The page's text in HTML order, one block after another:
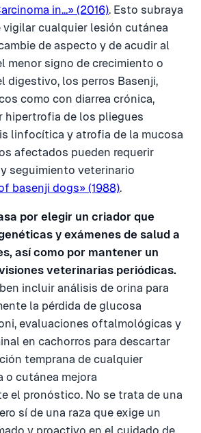
in…» (2016). Esto subraya
vigilar cualquier lesión cutánea
de aspecto y de acudir al
menor signo de crecimiento o
digestivo, los perros Basenji,
como con diarrea crónica,
hipertrofia de los pliegues
linfocítica y atrofia de la mucosa
afectados pueden requerir
seguimiento veterinario
basenji dogs» (1988).
por elegir un criador que
y exámenes de salud a
así como por mantener un
veterinarias periódicas.
incluir análisis de orina para
la pérdida de glucosa
evaluaciones oftalmológicas y
en cachorros para descartar
temprana de cualquier
o cutánea mejora
el pronóstico. No se trata de una
sí de una raza que exige un